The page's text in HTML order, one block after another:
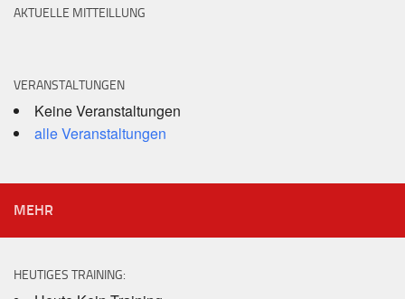
AKTUELLE MITTEILLUNG
VERANSTALTUNGEN
Keine Veranstaltungen
alle Veranstaltungen
MEHR
HEUTIGES TRAINING: